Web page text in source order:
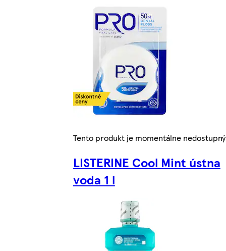
Tento produkt je momentálne nedostupný
LISTERINE Cool Mint ústna
voda 1 l